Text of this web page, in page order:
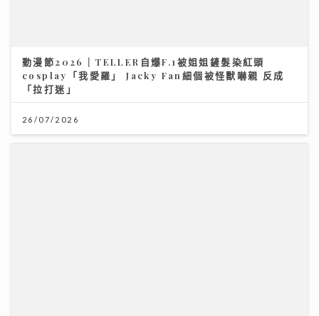
動漫節2026｜TELLER自爆F.1被姐姐鏟髮染紅頭
cosplay「我愛羅」 Jacky Fan細個被怪獸嚇親 反成
「拉打迷」
26/07/2026